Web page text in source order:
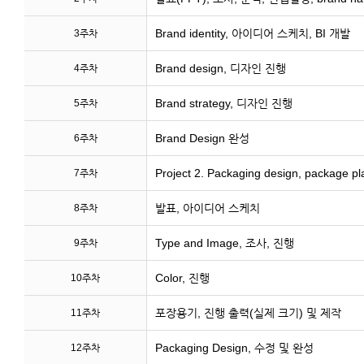
3주차 Brand identity, 아이디어 스케치, BI 개발
4주차 Brand design, 디자인 진행
5주차 Brand strategy, 디자인 진행
6주차 Brand Design 완성
7주차 Project 2. Packaging design, package
8주차 발표, 아이디어 스케치
9주차 Type and Image, 조사, 진행
10주차 Color, 진행
11주차 포장용기, 진행 출력(실제 크기) 및 제작
12주차 Packaging Design, 수정 및 완성